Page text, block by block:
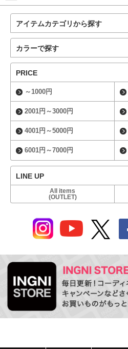
アイテムカテゴリから探す
カラーで探す
PRICE
～1000円
2001円～3000円
4001円～5000円
6001円～7000円
LINE UP
All items
(OUTLET)